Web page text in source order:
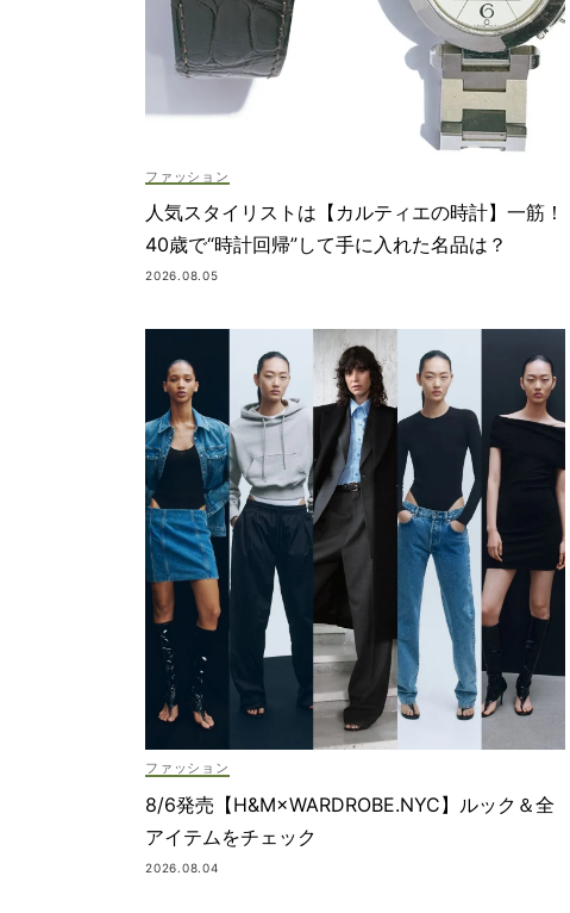
ファッション
人気スタイリストは【カルティエの時計】一筋！
40歳で“時計回帰”して手に入れた名品は？
2026.08.05
ファッション
8/6発売【H&M×WARDROBE.NYC】ルック＆全
アイテムをチェック
2026.08.04